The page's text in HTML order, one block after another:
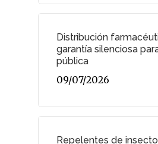
Distribución
garantía silenciosa
pública
09/07/2026
Repelentes de